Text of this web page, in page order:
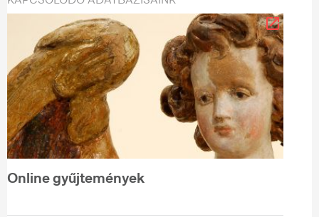
Online gyűjtemények